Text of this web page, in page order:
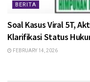
BERITA
Soal Kasus Viral 5T,
Klarifikasi Status
FEBRUARY 14, 2026